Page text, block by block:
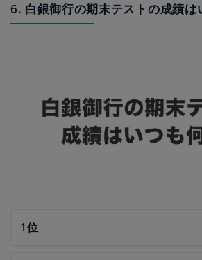
6. 白銀御行の期末テストの成績は
1位